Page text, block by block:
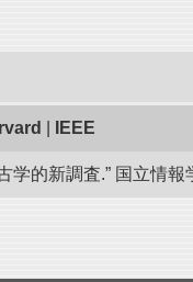
IEEE
学的新調査.” 国立情